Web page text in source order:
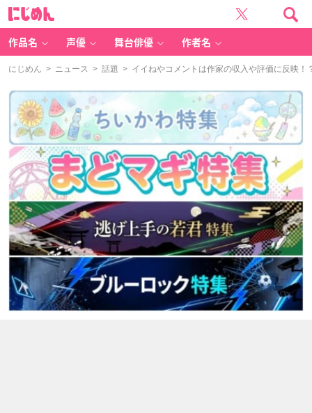
作品名 声優 舞台俳優 作者名
にじめん > ニュース > 話題 > イイねやコメントは作家の収入や評価に反映！